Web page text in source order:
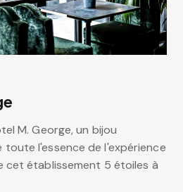
M. George, un bijou
l'essence de l'expérience
cet établissement 5 étoiles à